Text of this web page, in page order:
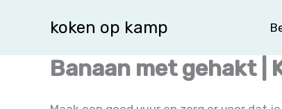
koken op kamp
Banaan met gehakt |